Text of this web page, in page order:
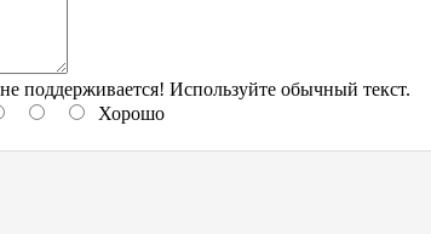
поддерживается! Используйте обычный текст.
Хорошо